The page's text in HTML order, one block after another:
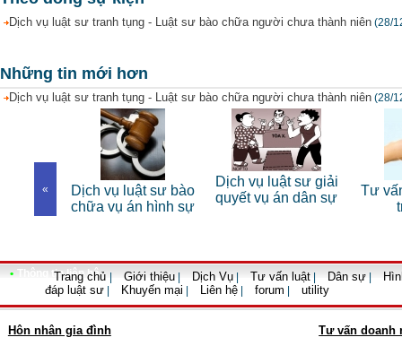
Dịch vụ luật sư tranh tụng - Luật sư bào chữa người chưa thành niên (28/
Những tin mới hơn
Dịch vụ luật sư tranh tụng - Luật sư bào chữa người chưa thành niên (28/
«Dịch vụ luật sư bào
chữa vụ án hình sự
Dịch vụ luật sư giải
quyết vụ án dân sự
Tư vấn
• Thông tin liên hệ
Trang chủ Giới thiệu Dịch Vụ Tư vấn luật Dân sự
đáp luật sư
Khuyến mại Liên hệ forum utility
Hôn nhân gia đình Tư vấn doanh